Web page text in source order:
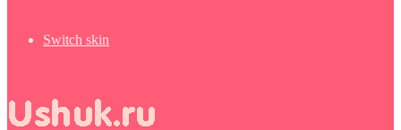
Switch skin